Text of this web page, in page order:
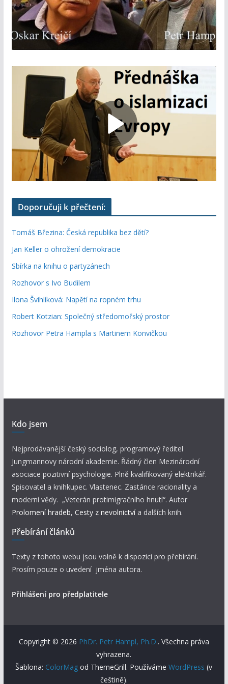
Doporučuji k přečtení:
Tomáš Březina: Česká republika bez dětí?
Jan Keller o ohrožení demokracie
Sbírka na knihu o partyzánech
Rozhovor s Ivo Budilem
Ilona Švihlíková: Napětí na ropném trhu
Robert Kotzian: Společný středomořský prostor
Rozhovor Petra Hampla s Martinem Konvičkou
Kdo jsem
Nejprodávanější český sociolog, programový ředitel
Jungmannovy národní akademie. Řádný člen Mezinárodní
asociace pozitivní psychologie. Plně kvalifikovaný elektrikář.
Spisovatel a knihkupec. Vlastenec. Zastánce racionality a
moderní vědy. „Veterán protimigračního hnutí“. Autor
Prolomení hradeb, Cesty z nevolnictví a dalších knih.
Přebírání článků
Texty z tohoto webu jsou volně k dispozici pro přebírání.
Prosím pouze o uvedení jména autora.
Přihlášení pro předplatitele
Copyright © 2026 PhDr. Petr Hampl, Ph.D.. Všechna práva
vyhrazena.
Šablona: ColorMag od ThemeGrill. PoužívámeWordPress (v
češtině).